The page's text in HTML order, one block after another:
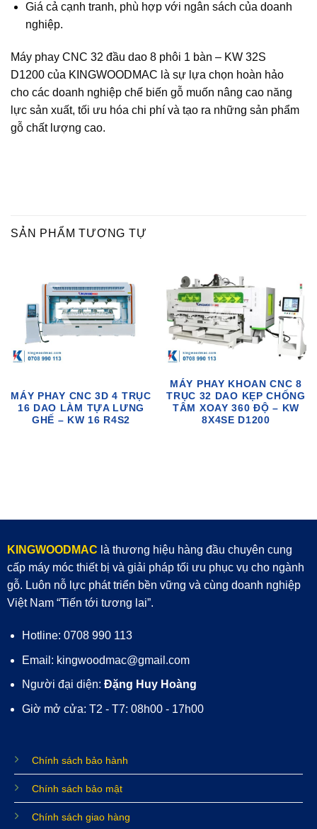
Giá cả cạnh tranh, phù hợp với ngân sách của doanh
nghiệp.
Máy phay CNC 32 đầu dao 8 phôi 1 bàn – KW 32S
D1200 của KINGWOODMAC là sự lựa chọn hoàn hảo
cho các doanh nghiệp chế biến gỗ muốn nâng cao năng
lực sản xuất, tối ưu hóa chi phí và tạo ra những sản phẩm
gỗ chất lượng cao.
SẢN PHẨM TƯƠNG TỰ
MÁY PHAY CNC 3D 4 TRỤC
16 DAO LÀM TỰA LƯNG
GHẾ – KW 16 R4S2
MÁY PHAY KHOAN CNC 8
TRỤC 32 DAO KẸP CHỐNG
TÂM XOAY 360 ĐỘ – KW
8X4SE D1200
KINGWOODMAC là thương hiệu hàng đầu chuyên cung
cấp máy móc thiết bị và giải pháp tối ưu phục vụ cho ngành
gỗ. Luôn nỗ lực phát triển bền vững và cùng doanh nghiệp
Việt Nam “Tiến tới tương lai”.
Hotline: 0708 990 113
Email: kingwoodmac@gmail.com
Người đại diện: Đặng Huy Hoàng
Giờ mở cửa: T2 - T7: 08h00 - 17h00
Chính sách bảo hành
Chính sách bảo mật
Chính sách giao hàng